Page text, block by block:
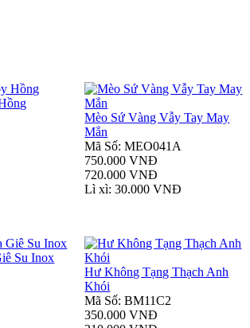
Mèo Sứ Vàng Vẫy Tay May
Mắn
Mã Số: MEO041A
750.000 VNĐ
720.000 VNĐ
Lì xì: 30.000 VNĐ
Su Inox
Hư Không Tạng Thạch Anh
Khói
Mã Số: BM11C2
350.000 VNĐ